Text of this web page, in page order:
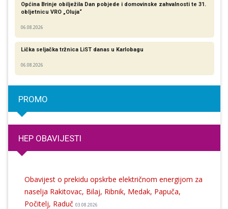
Općina Brinje obilježila Dan pobjede i domovinske zahvalnosti te 31.
obljetnicu VRO „Oluja“
06.08.2026
Lička seljačka tržnica LiST danas u Karlobagu
06.08.2026
PROMO
HEP OBAVIJESTI
Obavijest o prekidu opskrbe električnom energijom za
naselja Rakitovac, Bilaj, Ribnik, Medak, Papuča,
Počitelj, Raduč 03.08.2026